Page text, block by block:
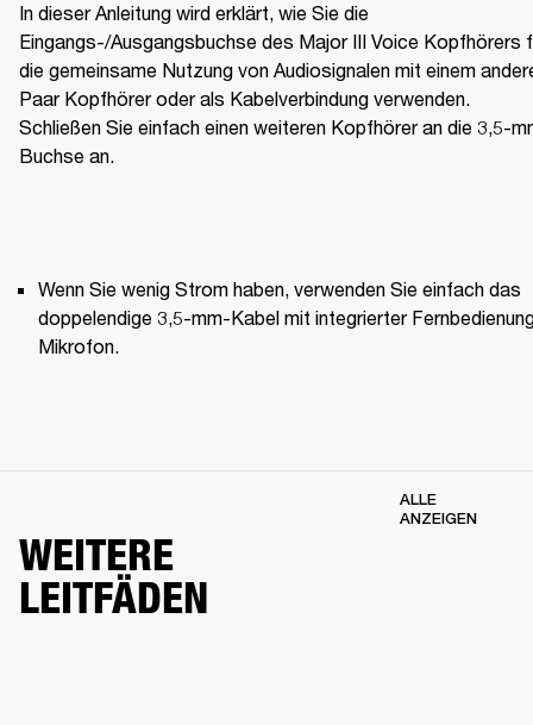
In dieser Anleitung wird erklärt, wie Sie die
Eingangs-/Ausgangsbuchse des Major III Voice Kopfhörers
die gemeinsame Nutzung von Audiosignalen mit einem
Paar Kopfhörer oder als Kabelverbindung verwenden.
Schließen Sie einfach einen weiteren Kopfhörer an die 3,5-
Buchse an.
Wenn Sie wenig Strom haben, verwenden Sie einfach das
doppelendige 3,5-mm-Kabel mit integrierter
Mikrofon.
WEITERE
LEITFÄDEN
ALLE
ANZEIGEN